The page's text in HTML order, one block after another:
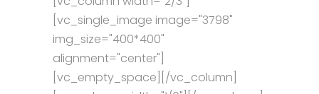
[vc_single_image image="3798"
img_size="400*400"
alignment="center"]
[vc_empty_space][/vc_column]